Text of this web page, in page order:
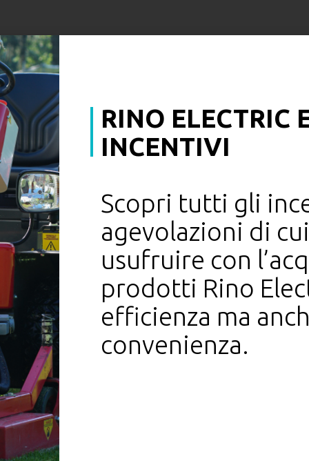
DISPONIBILE
Rino Electric
RINO
RINO®
è la
combinazione di
offrire
configurazioni è
tecnici sono
garantire
RINO ELECTRIC
INCENTIVI
Scopri tutti gli
agevolazioni di
usufruire con
prodotti Rino
efficienza ma
convenienza.